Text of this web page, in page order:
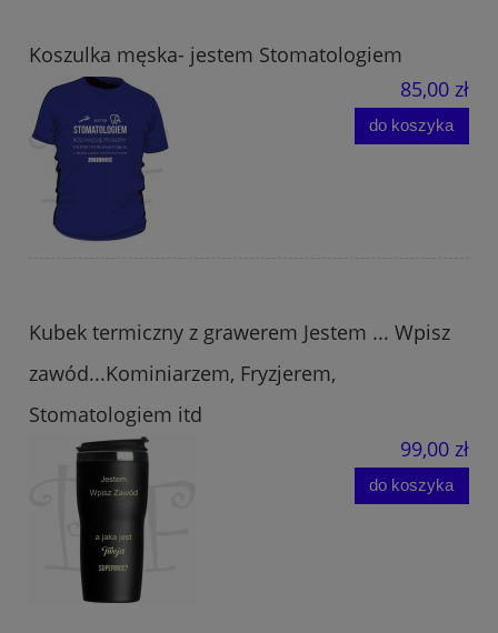
Koszulka męska- jestem Stomatologiem
85,00 zł
do koszyka
Kubek termiczny z grawerem Jestem ... Wpisz
zawód...Kominiarzem, Fryzjerem,
Stomatologiem itd
99,00 zł
do koszyka